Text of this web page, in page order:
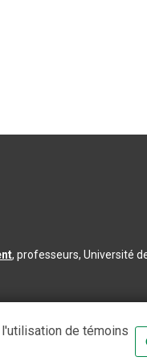
, professeurs, Université
de témoins